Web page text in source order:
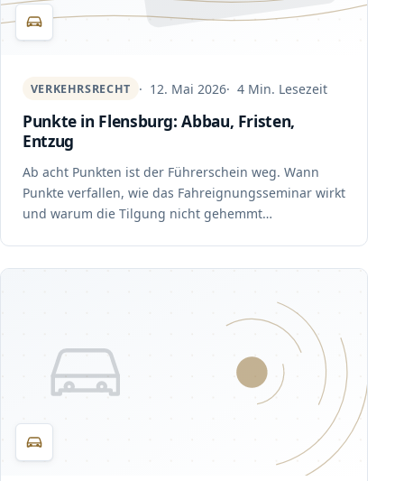
VERKEHRSRECHT 12. Mai 2026 4 Min. Lesezeit
Punkte in Flensburg: Abbau, Fristen,
Entzug
Ab acht Punkten ist der Führerschein weg. Wann
Punkte verfallen, wie das Fahreignungsseminar wirkt
und warum die Tilgung nicht gehemmt…